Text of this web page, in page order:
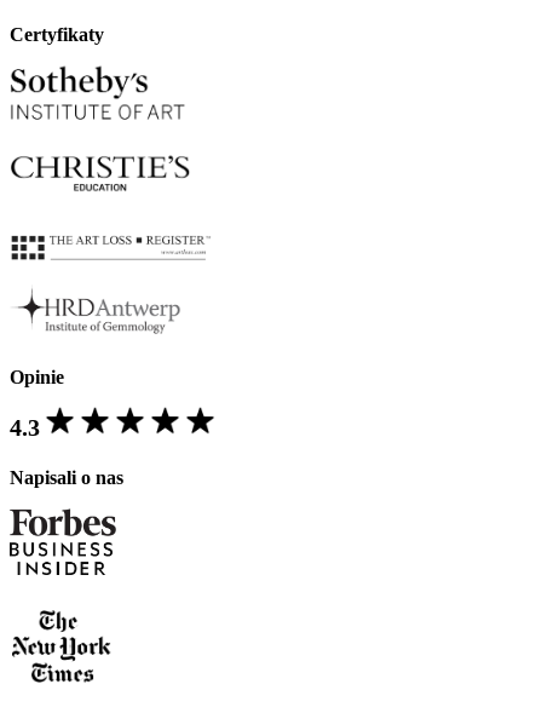
Certyfikaty
Opinie
4.3
Napisali o nas